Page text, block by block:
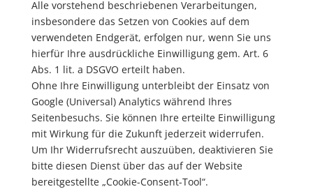
Alle vorstehend beschriebenen Verarbeitungen,
insbesondere das Setzen von Cookies auf dem
verwendeten Endgerät, erfolgen nur, wenn Sie uns
hierfür Ihre ausdrückliche Einwilligung gem. Art. 6
Abs. 1 lit. a DSGVO erteilt haben.
Ohne Ihre Einwilligung unterbleibt der Einsatz von
Google (Universal) Analytics während Ihres
Seitenbesuchs. Sie können Ihre erteilte Einwilligung
mit Wirkung für die Zukunft jederzeit widerrufen.
Um Ihr Widerrufsrecht auszuüben, deaktivieren Sie
bitte diesen Dienst über das auf der Website
bereitgestellte „Cookie-Consent-Tool“.